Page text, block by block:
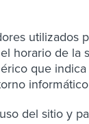
utilizados
horario de la
que
del sitio y